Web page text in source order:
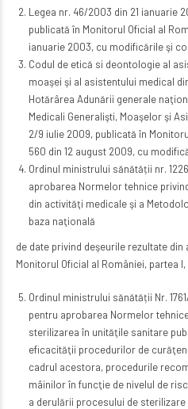
Legea nr. 46/2003 din 21 ianuarie
publicată în Monitorul Oficial al
ianuarie 2003, cu modificările şi
Codul de etică si deontologie al
moaşei şi al asistentului medical
Hotărârea Adunării generale
Medicali Generalişti, Moaşelor şi
2/9 iulie 2009, publicată în
560 din 12 august 2009, cu
Ordinul ministrului sănătății nr.
aprobarea Normelor tehnice
din activităţi medicale şi a
baza naţională
de date privind deşeurile rezultate
Monitorul Oficial al României, partea
Ordinul ministrului sănătății Nr.
pentru aprobarea Normelor
sterilizarea în unităţile sanitare
eficacităţii procedurilor de
cadrul acestora, procedurile
mâinilor în funcţie de nivelul de
a derulării procesului de